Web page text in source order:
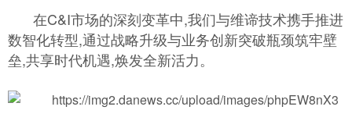
在C&I市场的深刻变革中,我们与维谛技术携手推进
数智化转型,通过战略升级与业务创新突破瓶颈筑牢壁
垒,共享时代机遇,焕发全新活力。